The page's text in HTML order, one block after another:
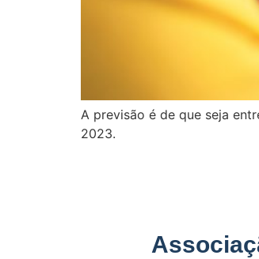
A previsão é de que seja
2023.